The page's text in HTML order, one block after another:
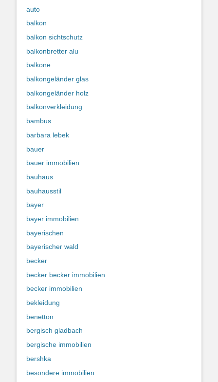
auto
balkon
balkon sichtschutz
balkonbretter alu
balkone
balkongeländer glas
balkongeländer holz
balkonverkleidung
bambus
barbara lebek
bauer
bauer immobilien
bauhaus
bauhausstil
bayer
bayer immobilien
bayerischen
bayerischer wald
becker
becker becker immobilien
becker immobilien
bekleidung
benetton
bergisch gladbach
bergische immobilien
bershka
besondere immobilien